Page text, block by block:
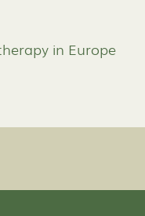
in Europe